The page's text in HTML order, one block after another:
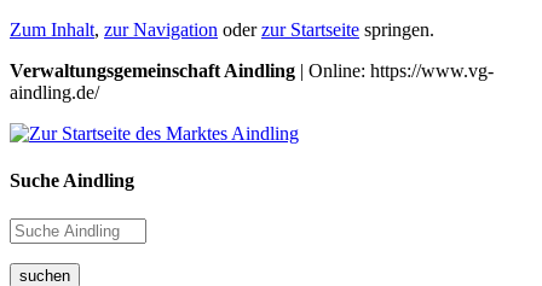
Zum Inhalt, zur Navigation oderzur Startseite springen.
Verwaltungsgemeinschaft Aindling | Online: https://www.vg-
aindling.de/
Suche Aindling
suchen